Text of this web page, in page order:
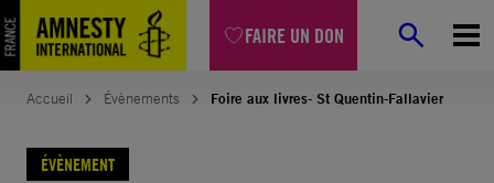
FAIRE UN DON
Accueil Évènements Foire aux livres- St Quentin-Fallavier
ÉVÈNEMENT